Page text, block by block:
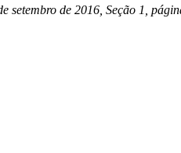
de 2016, Seção 1,